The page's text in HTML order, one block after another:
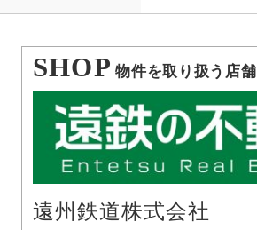
SHOP 物件を取り扱う店舗
遠州鉄道株式会社